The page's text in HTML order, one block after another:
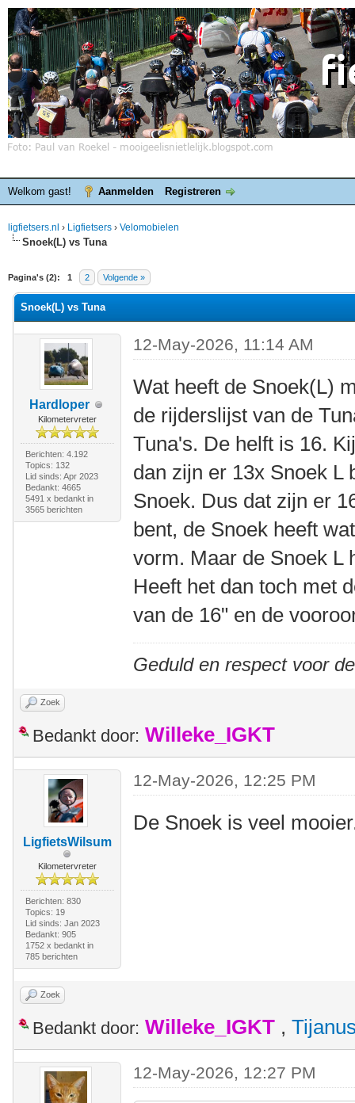
Welkom gast! Aanmelden Registreren
ligfietsers.nl › Ligfietsers › Velomobielen
Snoek(L) vs Tuna
Pagina's (2): 1 2 Volgende »
waardering is 0
Snoek(L) vs Tuna
Hardloper
Kilometervreter
Berichten: 4.192
Topics: 132
Lid sinds: Apr 2023
Bedankt: 4665
5491 x bedankt in
3565 berichten
12-May-2026, 11:14 AM
Wat heeft de Snoek(L)
de rijderslijst van de
Tuna's. De helft is 16.
dan zijn er 13x Snoek L
Snoek. Dus dat zijn er
bent, de Snoek heeft
vorm. Maar de Snoek L
Heeft het dan toch met
van de 16" en de
Geduld en respect voor
Zoek
Bedankt door: Willeke_IGKT
LigfietsWilsum
Kilometervreter
Berichten: 830
Topics: 19
Lid sinds: Jan 2023
Bedankt: 905
1752 x bedankt in
785 berichten
12-May-2026, 12:25 PM
De Snoek is veel
Zoek
Bedankt door: Willeke_IGKT ,
12-May-2026, 12:27 PM